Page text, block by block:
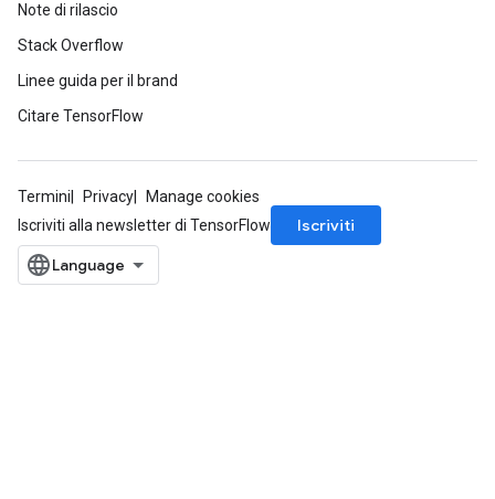
Note di rilascio
Stack Overflow
Linee guida per il brand
Citare TensorFlow
Termini Privacy
Manage cookies
Iscriviti alla newsletter di TensorFlow
Iscriviti